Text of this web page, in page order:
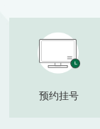
预约挂号